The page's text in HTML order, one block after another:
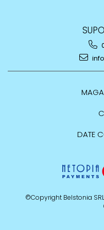
DATE
©Copyright Belstonia